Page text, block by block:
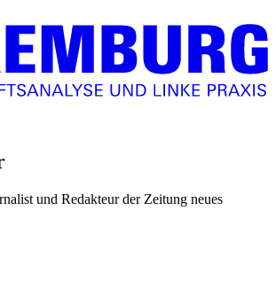
und Redakteur der Zeitung neues